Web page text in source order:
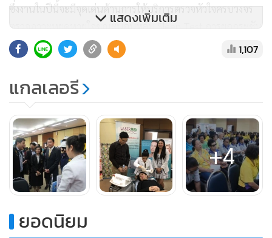
ซึ่งงานในปีนี้จะมีจุดเด่นด้านการให้บริการตรวจหัวใจครบวงจร
ตรวจภาวะหยุดหายใจขณะนอนหลับ Sleep Test การยกกระชับ
ใบหน้า HIFU บริการตรวจหาความเสี่ยงโรคมะเร็งชนิดต่างๆ
ตรวจ DNA ความเสี่ยงโรคหัวใจขาดเลือดเฉียบพลัน เครื่อง QRS
PelviCenter (มูลค่า 10 ล้านบาท) ซึ่งใช้บำบัดโรคเสื่อม
สมรรถภาพทางเพศ รวมถึงภาวะกลั้นปัสสาวะไม่ได้และช่วย
บรรเทาอาการปวดหลังส่วนล่าง บริการสแกนเท้า และมีบริการ
ตัดรองเท้าสำหรับผู้ป่วยโรคเบาหวาน ฟรี จำนวน 200 คู่ การให้
บริการคลินิกการแพทย์แผนไทยประยุกต์ และร่วมพูดคุย
ประเด็นสุขภาพกับแขกรับเชิญกับหมอก้อง นายแพทย์ สรวิทย์ สุ
บุญ นอกจากนั้นยังมีบริการด้านสุขภาพฟรี จากโรงพยาบาลชั้น
แสดงเพิ่มเติม
1,107
แกลเลอรี
+4
ยอดนิยม